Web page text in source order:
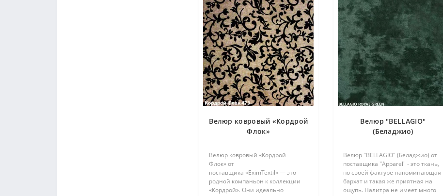
Велюр ковровый «Кордрой
Флок»
Велюр ковровый «Кордрой
Флок» от
поставщика «EximTextil» — это
родной компаньон к коллекции
«Кордрой». Они идеально
Велюр "BELLAGIO"
(Беладжио)
Велюр "BELLAGIO" (Беладжио) от
поставщика "Apparel" - это ткань,
по своей фактуре напоминающая
бархат и такая же приятная на
ощупь. Палитра не имеет много